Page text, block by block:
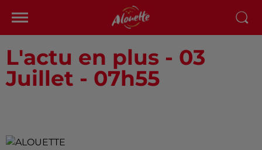
L'actu en plus - 03
Juillet - 07h55